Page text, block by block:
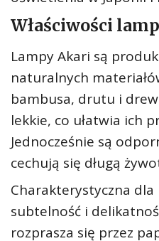
Właściwości
Lampy Akari są
naturalnych
bambusa, drutu i
lekkie, co ułatwia ich
Jednocześnie są
cechują się długą
Charakterystyczna
subtelność i
rozprasza się przez